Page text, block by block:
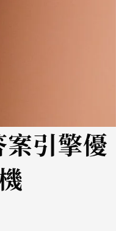
引擎優